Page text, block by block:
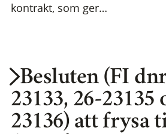
kontrakt, som ger…
Besluten (FI
23133, 26-23135
23136) att frysa